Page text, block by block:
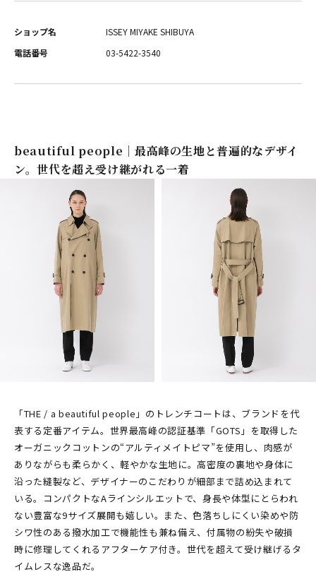
ショップ名
ISSEY MIYAKE SHIBUYA
電話番号
03-5422-3540
beautiful people｜最高峰の生地と普遍的なデザイ
ン。世代を超え受け継がれる一着
「THE / a beautiful people」のトレンチコートは、ブランドを代
表する定番アイテム。世界最高峰の認証基準「GOTS」を取得した
オーガニックコットンの“アルティメイトピマ”を使用し、肉感が
ありながらも柔らかく、軽やかな生地に。高密度の裏地や身体に
沿った縫製など、デザイナーのこだわりが細部まで詰め込まれて
いる。コンパクトなAラインシルエットで、身長や体型にとらわれ
ない豊富な9サイズ展開も嬉しい。また、色落ちしにくい染めや防
シワ性のある撥水加工で機能性も兼ね備え、付属物の紛失や破損
時に修理してくれるアフターケア付き。世代を超えて受け継げるタ
イムレスな逸品だ。